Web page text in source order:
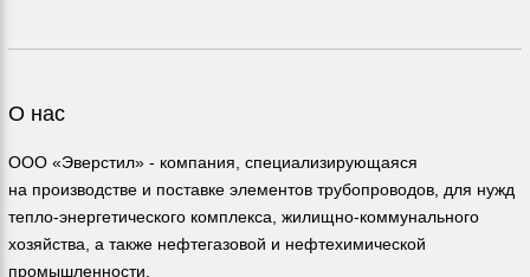
О нас
ООО «Эверстил» - компания, специализирующаяся
на производстве и поставке элементов трубопроводов, для нужд
тепло-энергетического комплекса, жилищно-коммунального
хозяйства, а также нефтегазовой и нефтехимической
промышленности.